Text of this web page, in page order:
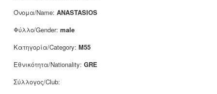
Όνομα/Name: ANASTASIOS
Φύλλο/Gender: male
Κατηγορία/Category: M55
Εθνικότητα/Nationality: GRE
Σύλλογος/Club: